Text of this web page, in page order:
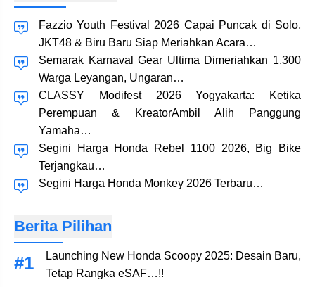
Fazzio Youth Festival 2026 Capai Puncak di Solo,
JKT48 & Biru Baru Siap Meriahkan Acara…
Semarak Karnaval Gear Ultima Dimeriahkan 1.300
Warga Leyangan, Ungaran…
CLASSY Modifest 2026 Yogyakarta: Ketika
Perempuan & KreatorAmbil Alih Panggung
Yamaha…
Segini Harga Honda Rebel 1100 2026, Big Bike
Terjangkau…
Segini Harga Honda Monkey 2026 Terbaru…
Berita Pilihan
Launching New Honda Scoopy 2025: Desain Baru,
Tetap Rangka eSAF…!!